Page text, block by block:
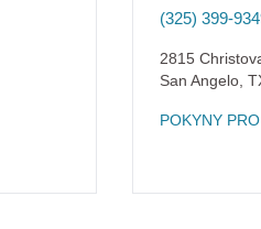
(325) 399-
2815
San Angelo
POKYNY